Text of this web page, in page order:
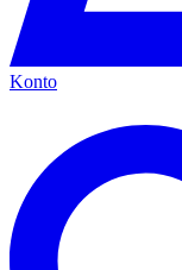
Konto